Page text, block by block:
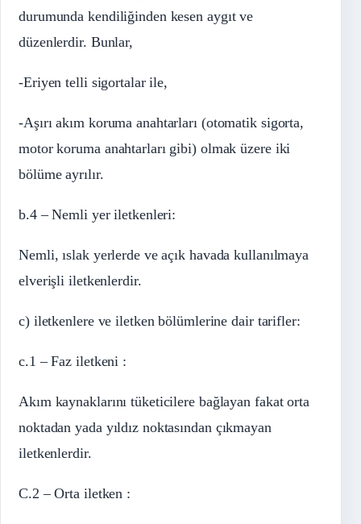
durumunda kendiliğinden kesen aygıt ve
düzenlerdir. Bunlar,
-Eriyen telli sigortalar ile,
-Aşırı akım koruma anahtarları (otomatik sigorta,
motor koruma anahtarları gibi) olmak üzere iki
bölüme ayrılır.
b.4 – Nemli yer iletkenleri:
Nemli, ıslak yerlerde ve açık havada kullanılmaya
elverişli iletkenlerdir.
c) iletkenlere ve iletken bölümlerine dair tarifler:
c.1 – Faz iletkeni :
Akım kaynaklarını tüketicilere bağlayan fakat orta
noktadan yada yıldız noktasından çıkmayan
iletkenlerdir.
C.2 – Orta iletken :